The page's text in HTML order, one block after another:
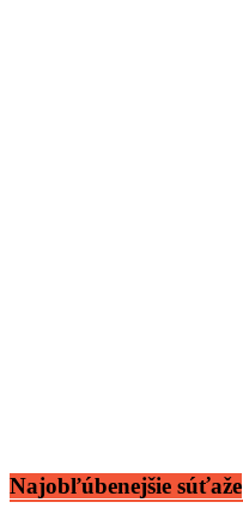
Najobľúbenejšie súťaže